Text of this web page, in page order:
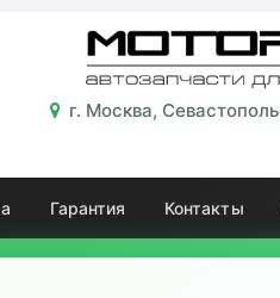
г. Москва,
Гарантия Контакты